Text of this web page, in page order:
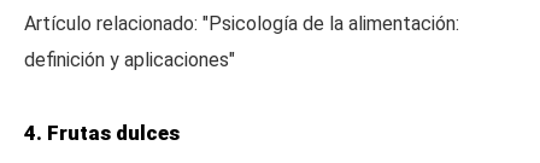
Artículo relacionado: "Psicología de la alimentación:
definición y aplicaciones"
4. Frutas dulces